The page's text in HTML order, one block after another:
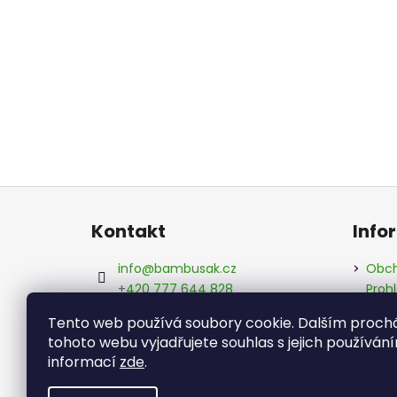
Tento web používá soubory cookie. Dalším
tohoto webu vyjadřujete souhlas s jejich
informací zde.
Z
Kontakt
info@bambusak.cz
+420 777 644 828
bambusak_cz